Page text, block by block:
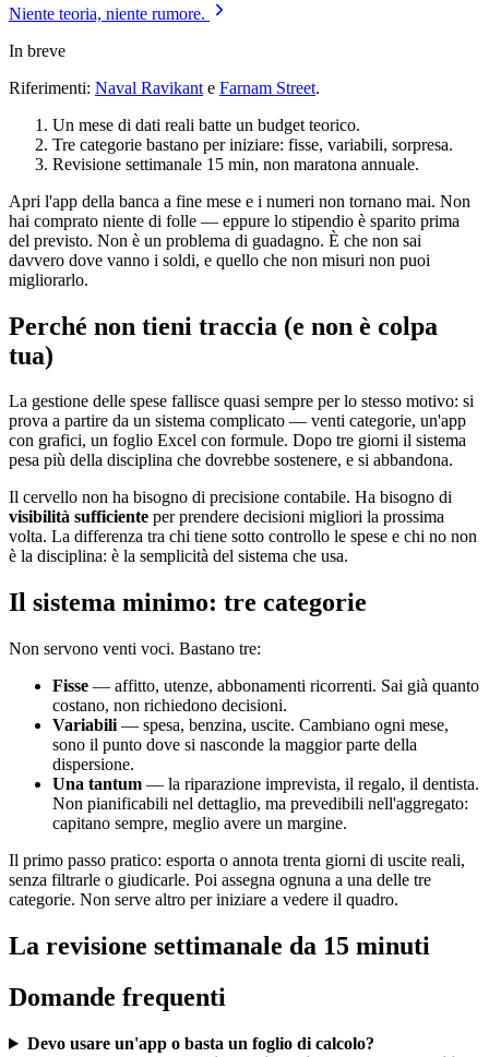
Niente teoria, niente rumore.
In breve
Riferimenti: Naval Ravikant e Farnam Street.
Un mese di dati reali batte un budget teorico.
Tre categorie bastano per iniziare: fisse, variabili, sorpresa.
Revisione settimanale 15 min, non maratona annuale.
Apri l'app della banca a fine mese e i numeri non tornano mai. Non
hai comprato niente di folle — eppure lo stipendio è sparito prima
del previsto. Non è un problema di guadagno. È che non sai
davvero dove vanno i soldi, e quello che non misuri non puoi
migliorarlo.
Perché non tieni traccia (e non è colpa
tua)
La gestione delle spese fallisce quasi sempre per lo stesso motivo: si
prova a partire da un sistema complicato — venti categorie, un'app
con grafici, un foglio Excel con formule. Dopo tre giorni il sistema
pesa più della disciplina che dovrebbe sostenere, e si abbandona.
Il cervello non ha bisogno di precisione contabile. Ha bisogno di
visibilità sufficiente per prendere decisioni migliori la prossima
volta. La differenza tra chi tiene sotto controllo le spese e chi no non
è la disciplina: è la semplicità del sistema che usa.
Il sistema minimo: tre categorie
Non servono venti voci. Bastano tre:
Fisse — affitto, utenze, abbonamenti ricorrenti. Sai già quanto
costano, non richiedono decisioni.
Variabili — spesa, benzina, uscite. Cambiano ogni mese,
sono il punto dove si nasconde la maggior parte della
dispersione.
Una tantum — la riparazione imprevista, il regalo, il dentista.
Non pianificabili nel dettaglio, ma prevedibili nell'aggregato:
capitano sempre, meglio avere un margine.
Il primo passo pratico: esporta o annota trenta giorni di uscite reali,
senza filtrarle o giudicarle. Poi assegna ognuna a una delle tre
categorie. Non serve altro per iniziare a vedere il quadro.
La revisione settimanale da 15 minuti
Domande frequenti
Devo usare un'app o basta un foglio di calcolo?